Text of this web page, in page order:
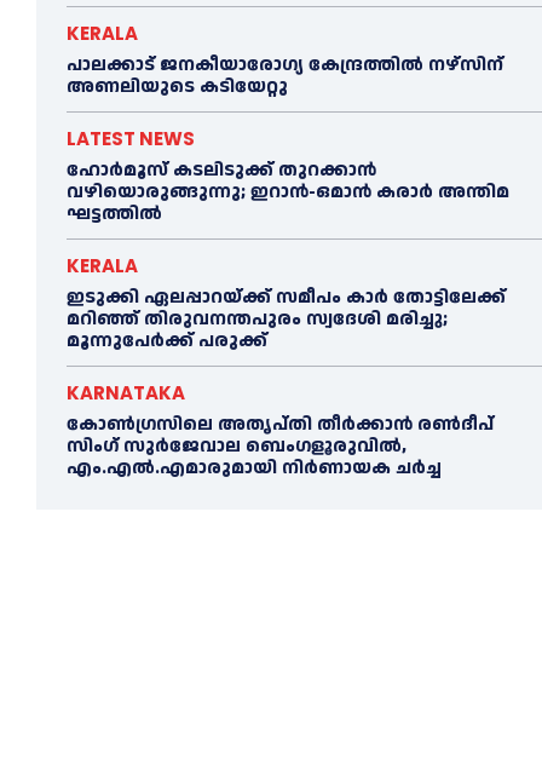
KERALA
പാലക്കാട് ജനകീയാരോഗ്യ കേന്ദ്രത്തില്‍ നഴ്‌സിന്
അണലിയുടെ കടിയേറ്റു
LATEST NEWS
ഹോർമൂസ് കടലിടുക്ക് തുറക്കാൻ
വഴിയൊരുങ്ങുന്നു; ഇറാൻ-ഒമാൻ കരാർ അന്തിമ
ഘട്ടത്തിൽ
KERALA
ഇടുക്കി ഏലപ്പാറയ്ക്ക് സമീപം കാര്‍ തോട്ടിലേക്ക്
മറിഞ്ഞ് തിരുവനന്തപുരം സ്വദേശി മരിച്ചു;
മൂന്നുപേര്‍ക്ക് പരുക്ക്
KARNATAKA
കോൺഗ്രസിലെ അതൃപ്തി തീർക്കാൻ രൺദീപ്
സിംഗ് സുര്‍ജേവാല ബെംഗളൂരുവിൽ,
എം.എൽ.എമാരുമായി നിർണായക ചർച്ച